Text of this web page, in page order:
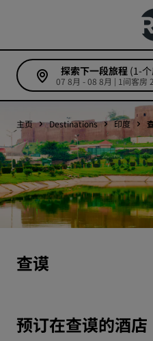
探索下一段旅程 (1-
主页 Destinations 印度
查谟
预订在查谟的酒店